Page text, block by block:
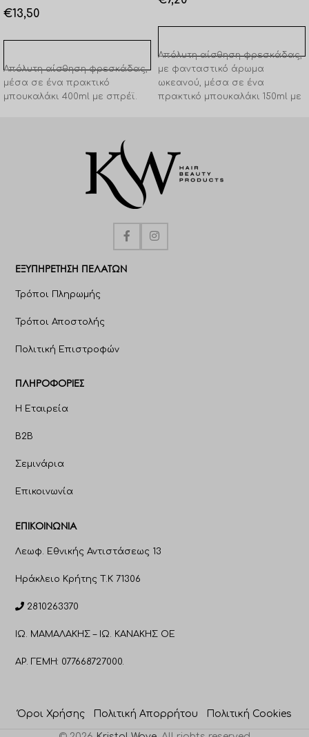
€13,50
Απόλυτη αίσθηση φρεσκάδας,
μέσα σε ένα πρακτικό
μπουκαλάκι 400ml με σπρέϊ.
Απόλυτη αίσθηση φρεσκάδας,
με φανταστικό άρωμα
ωκεανού, μέσα σε ένα
πρακτικό μπουκαλάκι 150ml με
ΕΞΥΠΗΡΈΤΗΣΗ ΠΕΛΑΤΩΝ
Τρόποι Πληρωμής
Τρόποι Αποστολής
Πολιτική Επιστροφών
ΠΛΗΡΟΦΟΡΊΕΣ
Η Εταιρεία
B2B
Σεμινάρια
Επικοινωνία
ΕΠΙΚΟΙΝΩΝΊΑ
Λεωφ. Εθνικής Αντιστάσεως 13
Ηράκλειο Κρήτης T.K 71306
2810263370
ΙΩ. ΜΑΜΑΛΑΚΗΣ – ΙΩ. ΚΑΝΑΚΗΣ ΟΕ
ΑΡ. ΓΕΜΗ: 077668727000.
Όροι Χρήσης Πολιτική Απορρήτου Πολιτική Cookies